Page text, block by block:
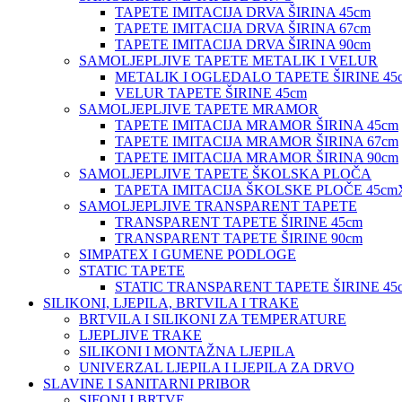
TAPETE IMITACIJA DRVA ŠIRINA 45cm
TAPETE IMITACIJA DRVA ŠIRINA 67cm
TAPETE IMITACIJA DRVA ŠIRINA 90cm
SAMOLJEPLJIVE TAPETE METALIK I VELUR
METALIK I OGLEDALO TAPETE ŠIRINE
VELUR TAPETE ŠIRINE 45cm
SAMOLJEPLJIVE TAPETE MRAMOR
TAPETE IMITACIJA MRAMOR ŠIRINA 45cm
TAPETE IMITACIJA MRAMOR ŠIRINA 67cm
TAPETE IMITACIJA MRAMOR ŠIRINA 90cm
SAMOLJEPLJIVE TAPETE ŠKOLSKA PLOČA
TAPETA IMITACIJA ŠKOLSKE PLOČE
SAMOLJEPLJIVE TRANSPARENT TAPETE
TRANSPARENT TAPETE ŠIRINE 45cm
TRANSPARENT TAPETE ŠIRINE 90cm
SIMPATEX I GUMENE PODLOGE
STATIC TAPETE
STATIC TRANSPARENT TAPETE ŠIRINE
SILIKONI, LJEPILA, BRTVILA I TRAKE
BRTVILA I SILIKONI ZA TEMPERATURE
LJEPLJIVE TRAKE
SILIKONI I MONTAŽNA LJEPILA
UNIVERZAL LJEPILA I LJEPILA ZA DRVO
SLAVINE I SANITARNI PRIBOR